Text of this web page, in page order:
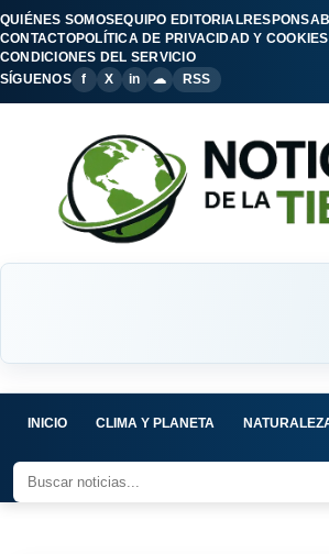
QUIÉNES SOMOSEQUIPO EDITORIAL
CONTACTOPOLÍTICA DE PRIVACIDAD Y COOKIES
CONDICIONES DEL SERVICIO
SÍGUENOS
f X in ☁ RSS
INICIO CLIMA Y PLANETA